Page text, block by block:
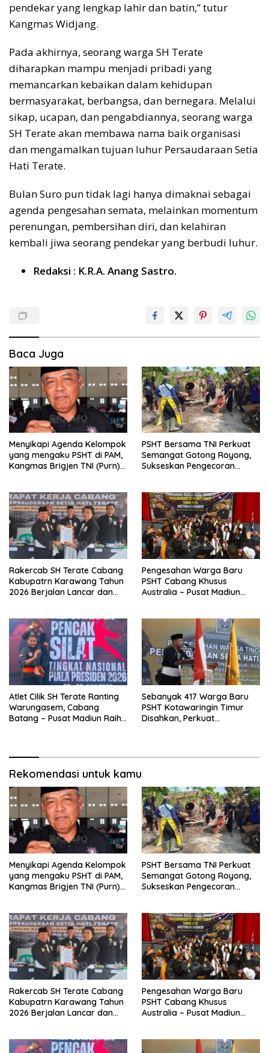
pendekar yang lengkap lahir dan batin,” tutur
Kangmas Widjang.
Pada akhirnya, seorang warga SH Terate
diharapkan mampu menjadi pribadi yang
memancarkan kebaikan dalam kehidupan
bermasyarakat, berbangsa, dan bernegara. Melalui
sikap, ucapan, dan pengabdiannya, seorang warga
SH Terate akan membawa nama baik organisasi
dan mengamalkan tujuan luhur Persaudaraan Setia
Hati Terate.
Bulan Suro pun tidak lagi hanya dimaknai sebagai
agenda pengesahan semata, melainkan momentum
perenungan, pembersihan diri, dan kelahiran
kembali jiwa seorang pendekar yang berbudi luhur.
Redaksi : K.R.A. Anang Sastro.
Baca Juga
Menyikapi Agenda Kelompok
yang mengaku PSHT di PAM,
Kangmas Brigjen TNI (Purn)
PSHT Bersama TNI Perkuat
Semangat Gotong Royong,
Sukseskan Pengecoran
Rakercab SH Terate Cabang
Kabupatrn Karawang Tahun
2026 Berjalan Lancar dan
Pengesahan Warga Baru
PSHT Cabang Khusus
Australia – Pusat Madiun
Atlet Cilik SH Terate Ranting
Warungasem, Cabang
Batang – Pusat Madiun Raih
Sebanyak 417 Warga Baru
PSHT Kotawaringin Timur
Disahkan, Perkuat
Rekomendasi untuk kamu
Menyikapi Agenda Kelompok
yang mengaku PSHT di PAM,
Kangmas Brigjen TNI (Purn)
PSHT Bersama TNI Perkuat
Semangat Gotong Royong,
Sukseskan Pengecoran
Rakercab SH Terate Cabang
Kabupatrn Karawang Tahun
2026 Berjalan Lancar dan
Pengesahan Warga Baru
PSHT Cabang Khusus
Australia – Pusat Madiun